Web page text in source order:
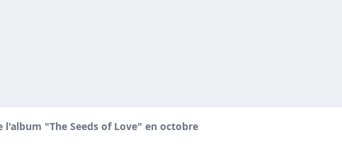
l'album "The Seeds of Love" en octobre